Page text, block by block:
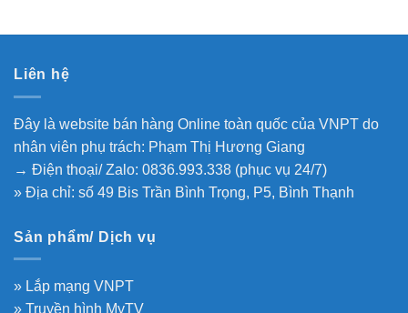
Liên hệ
Đây là website bán hàng Online toàn quốc của VNPT do
nhân viên phụ trách: Phạm Thị Hương Giang
→ Điện thoại/ Zalo: 0836.993.338 (phục vụ 24/7)
» Địa chỉ: số 49 Bis Trần Bình Trọng, P5, Bình Thạnh
Sản phẩm/ Dịch vụ
» Lắp mạng VNPT
» Truyền hình MyTV